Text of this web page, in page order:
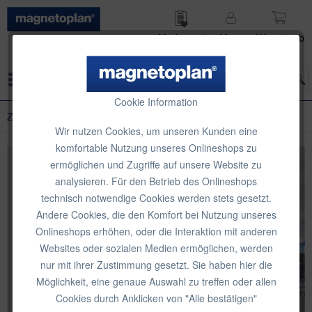
Merk­zettel
Mein
Waren­korb
Cookie Information
Wir nutzen Cookies, um unseren Kunden eine
komfortable Nutzung unseres Onlineshops zu
ermöglichen und Zugriffe auf unsere Website zu
analysieren. Für den Betrieb des Onlineshops
technisch notwendige Cookies werden stets gesetzt.
Andere Cookies, die den Komfort bei Nutzung unseres
Onlineshops erhöhen, oder die Interaktion mit anderen
Websites oder sozialen Medien ermöglichen, werden
nur mit ihrer Zustimmung gesetzt. Sie haben hier die
Möglichkeit, eine genaue Auswahl zu treffen oder allen
Cookies durch Anklicken von "Alle bestätigen"
Zubehör für Hygiene und Sicherheit